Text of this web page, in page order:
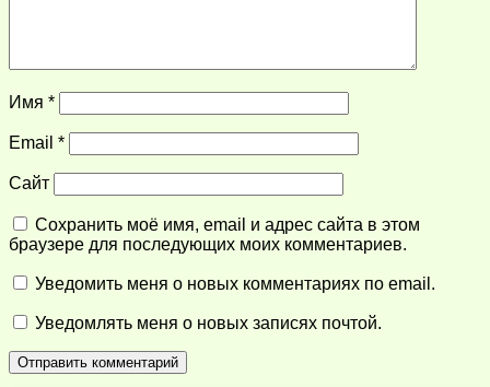
Имя *
Email *
Сайт
Сохранить моё имя, email и адрес сайта в этом
браузере для последующих моих комментариев.
Уведомить меня о новых комментариях по email.
Уведомлять меня о новых записях почтой.